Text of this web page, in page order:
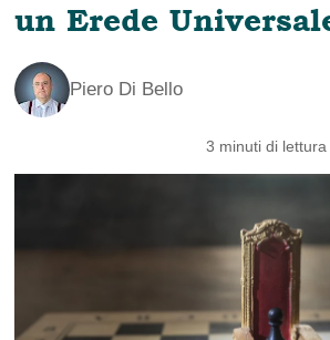
un Erede
Piero Di Bello
3 minuti di lettura